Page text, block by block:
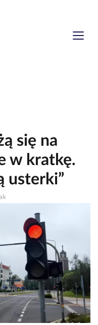
się na
w kratkę.
usterki”